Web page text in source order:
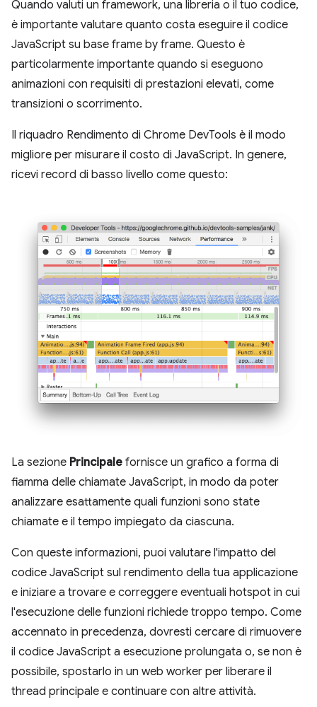
Quando valuti un framework, una libreria o il tuo codice,
è importante valutare quanto costa eseguire il codice
JavaScript su base frame by frame. Questo è
particolarmente importante quando si eseguono
animazioni con requisiti di prestazioni elevati, come
transizioni o scorrimento.
Il riquadro Rendimento di Chrome DevTools è il modo
migliore per misurare il costo di JavaScript. In genere,
ricevi record di basso livello come questo:
La sezione Principale fornisce un grafico a forma di
fiamma delle chiamate JavaScript, in modo da poter
analizzare esattamente quali funzioni sono state
chiamate e il tempo impiegato da ciascuna.
Con queste informazioni, puoi valutare l'impatto del
codice JavaScript sul rendimento della tua applicazione
e iniziare a trovare e correggere eventuali hotspot in cui
l'esecuzione delle funzioni richiede troppo tempo. Come
accennato in precedenza, dovresti cercare di rimuovere
il codice JavaScript a esecuzione prolungata o, se non è
possibile, spostarlo in un web worker per liberare il
thread principale e continuare con altre attività.